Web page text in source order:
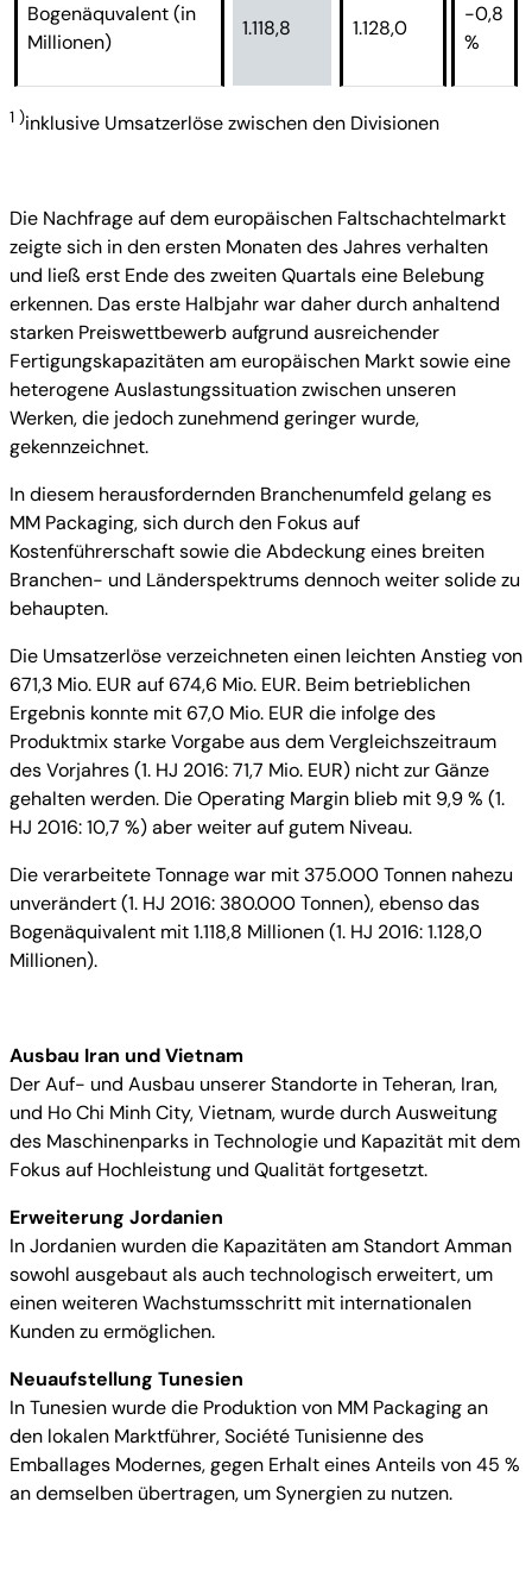
Bogenäquvalent (in
Millionen)
1.118,8 1.128,0
-0,8
%
1 )inklusive Umsatzerlöse zwischen den Divisionen
Die Nachfrage auf dem europäischen Faltschachtelmarkt
zeigte sich in den ersten Monaten des Jahres verhalten
und ließ erst Ende des zweiten Quartals eine Belebung
erkennen. Das erste Halbjahr war daher durch anhaltend
starken Preiswettbewerb aufgrund ausreichender
Fertigungskapazitäten am europäischen Markt sowie eine
heterogene Auslastungssituation zwischen unseren
Werken, die jedoch zunehmend geringer wurde,
gekennzeichnet.
In diesem herausfordernden Branchenumfeld gelang es
MM Packaging, sich durch den Fokus auf
Kostenführerschaft sowie die Abdeckung eines breiten
Branchen- und Länderspektrums dennoch weiter solide zu
behaupten.
Die Umsatzerlöse verzeichneten einen leichten Anstieg von
671,3 Mio. EUR auf 674,6 Mio. EUR. Beim betrieblichen
Ergebnis konnte mit 67,0 Mio. EUR die infolge des
Produktmix starke Vorgabe aus dem Vergleichszeitraum
des Vorjahres (1. HJ 2016: 71,7 Mio. EUR) nicht zur Gänze
gehalten werden. Die Operating Margin blieb mit 9,9 % (1.
HJ 2016: 10,7 %) aber weiter auf gutem Niveau.
Die verarbeitete Tonnage war mit 375.000 Tonnen nahezu
unverändert (1. HJ 2016: 380.000 Tonnen), ebenso das
Bogenäquivalent mit 1.118,8 Millionen (1. HJ 2016: 1.128,0
Millionen).
Ausbau Iran und Vietnam
Der Auf- und Ausbau unserer Standorte in Teheran, Iran,
und Ho Chi Minh City, Vietnam, wurde durch Ausweitung
des Maschinenparks in Technologie und Kapazität mit dem
Fokus auf Hochleistung und Qualität fortgesetzt.
Erweiterung Jordanien
In Jordanien wurden die Kapazitäten am Standort Amman
sowohl ausgebaut als auch technologisch erweitert, um
einen weiteren Wachstumsschritt mit internationalen
Kunden zu ermöglichen.
Neuaufstellung Tunesien
In Tunesien wurde die Produktion von MM Packaging an
den lokalen Marktführer, Société Tunisienne des
Emballages Modernes, gegen Erhalt eines Anteils von 45 %
an demselben übertragen, um Synergien zu nutzen.